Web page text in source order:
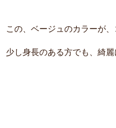
この、ベージュのカラーが
少し身長のある方でも、綺麗